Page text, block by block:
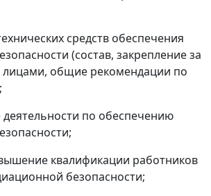
средств обеспечения
(состав, закрепление за
лицами, общие рекомендации по
по обеспечению
квалификации работников
безопасности;